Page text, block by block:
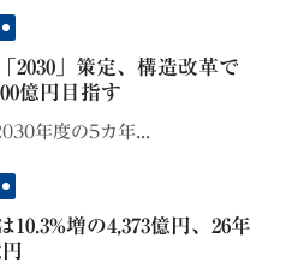
2030」策定、構造改革で
億円目指す
年度の5カ年...
10.3%増の4,373億円、26年